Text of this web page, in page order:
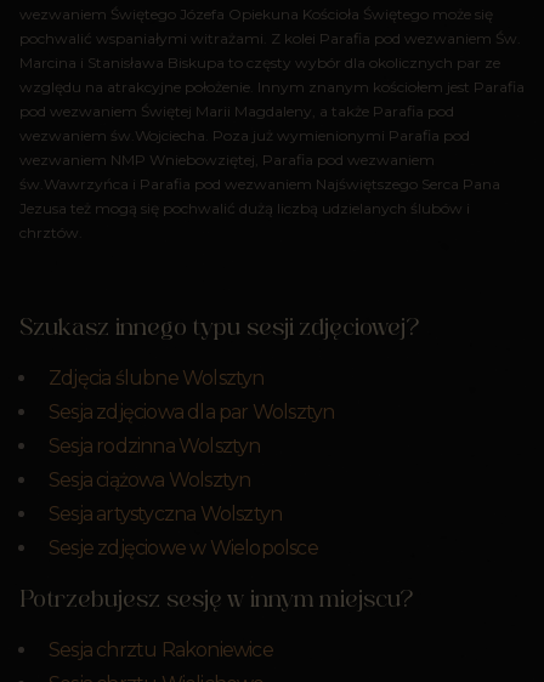
wezwaniem Świętego Józefa Opiekuna Kościoła Świętego może się
pochwalić wspaniałymi witrażami. Z kolei Parafia pod wezwaniem Św.
Marcina i Stanisława Biskupa to częsty wybór dla okolicznych par ze
względu na atrakcyjne położenie. Innym znanym kościołem jest Parafia
pod wezwaniem Świętej Marii Magdaleny, a także Parafia pod
wezwaniem św.Wojciecha. Poza już wymienionymi Parafia pod
wezwaniem NMP Wniebowziętej, Parafia pod wezwaniem
św.Wawrzyńca i Parafia pod wezwaniem Najświętszego Serca Pana
Jezusa też mogą się pochwalić dużą liczbą udzielanych ślubów i
chrztów.
Szukasz innego typu sesji zdjęciowej?
Zdjęcia ślubne Wolsztyn
Sesja zdjęciowa dla par Wolsztyn
Sesja rodzinna Wolsztyn
Sesja ciążowa Wolsztyn
Sesja artystyczna Wolsztyn
Sesje zdjęciowe w Wielopolsce
Potrzebujesz sesję w innym miejscu?
Sesja chrztu Rakoniewice